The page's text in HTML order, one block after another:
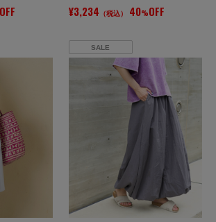
OFF ¥3,234 （税込） 40%OFF
SALE